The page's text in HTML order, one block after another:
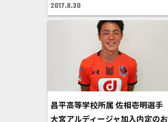
2017.8.30
昌平高等学校所属 佐相壱明選手
大宮アルディージャ加入内定のお